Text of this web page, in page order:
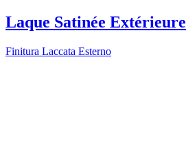
Laque Satinée Extérieure
Finitura Laccata Esterno